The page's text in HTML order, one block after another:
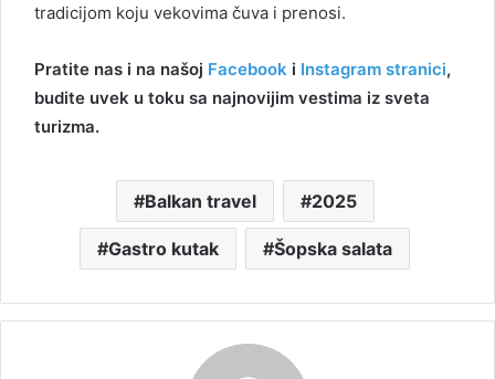
tradicijom koju vekovima čuva i prenosi.
Pratite nas i na našoj Facebook i Instagram stranici,
budite uvek u toku sa najnovijim vestima iz sveta
turizma.
Balkan travel 2025
Gastro kutak Šopska salata